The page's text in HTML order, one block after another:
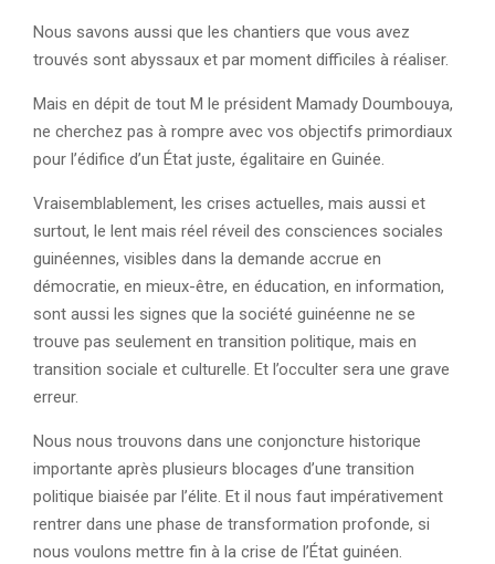
Nous savons aussi que les chantiers que vous avez
trouvés sont abyssaux et par moment difficiles à réaliser.
Mais en dépit de tout M le président Mamady Doumbouya,
ne cherchez pas à rompre avec vos objectifs primordiaux
pour l’édifice d’un État juste, égalitaire en Guinée.
Vraisemblablement, les crises actuelles, mais aussi et
surtout, le lent mais réel réveil des consciences sociales
guinéennes, visibles dans la demande accrue en
démocratie, en mieux-être, en éducation, en information,
sont aussi les signes que la société guinéenne ne se
trouve pas seulement en transition politique, mais en
transition sociale et culturelle. Et l’occulter sera une grave
erreur.
Nous nous trouvons dans une conjoncture historique
importante après plusieurs blocages d’une transition
politique biaisée par l’élite. Et il nous faut impérativement
rentrer dans une phase de transformation profonde, si
nous voulons mettre fin à la crise de l’État guinéen.